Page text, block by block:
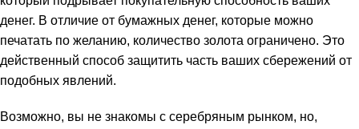
денег. В отличие от бумажных денег, которые можно
печатать по желанию, количество золота ограничено. Это
действенный способ защитить часть ваших сбережений от
подобных явлений.
Возможно, вы не знакомы с серебряным рынком, но,